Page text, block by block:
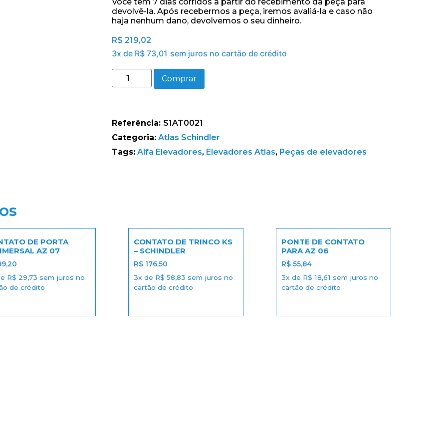
Você tem 7 dias corridos a partir do recebimento da peça para
devolvê-la. Após recebermos a peça, iremos avaliá-la e caso não
haja nenhum dano, devolvemos o seu dinheiro.
R$ 219,02
3x de R$ 73,01 sem juros no cartão de crédito
Comprar
Referência: S1AT0021
Categoria: Atlas Schindler
Tags: Alfa Elevadores, Elevadores Atlas, Peças de elevadores
DE PORTA
AZ 07
R$ 29,73 sem juros no
de crédito
CONTATO DE TRINCO KS
– SCHINDLER
R$176,50
3x de R$ 58,83 sem juros no
cartão de crédito
PONTE DE CONTATO
PARA AZ 06
R$55,84
3x de R$ 18,61 sem juros no
cartão de crédito